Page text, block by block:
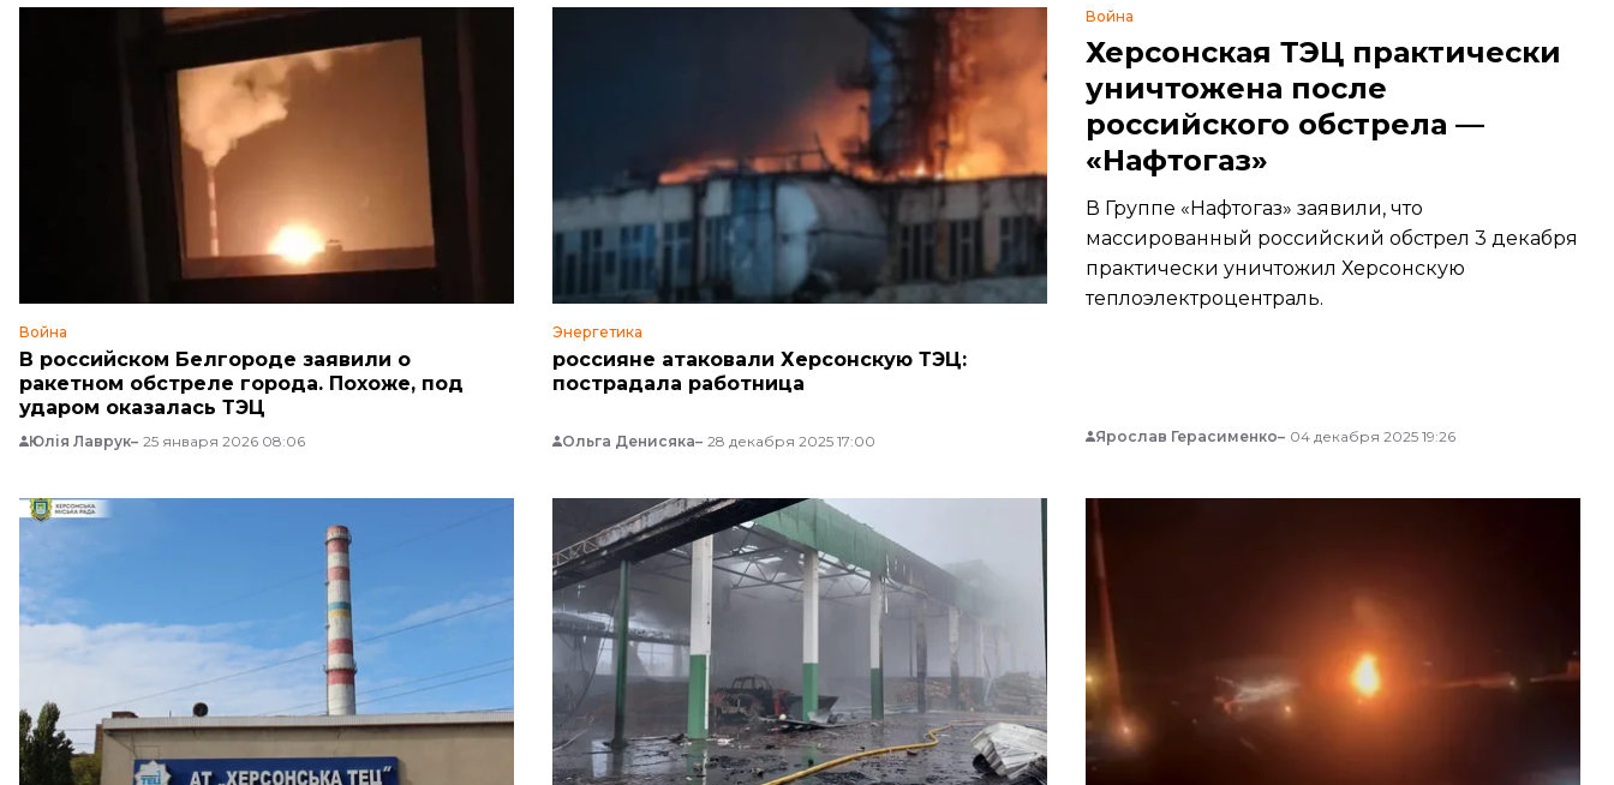
Война
В российском Белгороде заявили о
ракетном обстреле города. Похоже, под
ударом оказалась ТЭЦ
Юлія Лаврук 25 января 2026 08:06
Энергетика
россияне атаковали Херсонскую ТЭЦ:
пострадала работница
Ольга Денисяка 28 декабря 2025 17:00
Война
Херсонская ТЭЦ практически
уничтожена после
российского обстрела —
«Нафтогаз»
В Группе «Нафтогаз» заявили, что
массированный российский обстрел 3 декабря
практически уничтожил Херсонскую
теплоэлектроцентраль.
Ярослав Герасименко 04 декабря 2025 19:26